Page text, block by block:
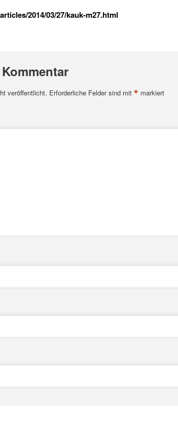
2014/03/27/kauk-m27.html
veröffentlicht. Erforderliche Felder sind mit * markiert